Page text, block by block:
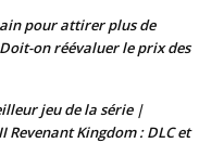
pour attirer plus de
Doit-on réévaluer le prix des
jeu de la série |
Revenant Kingdom : DLC et